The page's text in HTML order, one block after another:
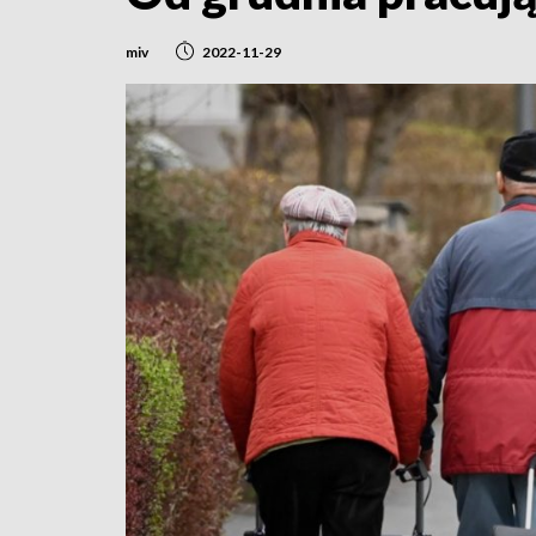
miv 2022-11-29